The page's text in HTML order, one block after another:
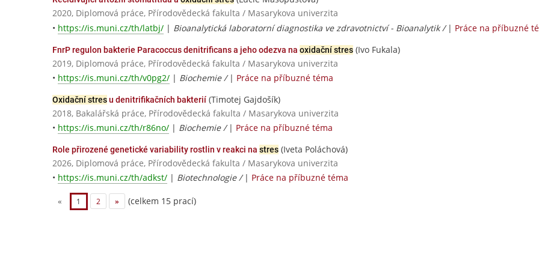
2020, Diplomová práce, Přírodovědecká fakulta / Masarykova univerzita
• https://is.muni.cz/th/latbj/ | Bioanalytická laboratorní diagnostika ve zdravotnictví - Bioanalytik / | Práce na příbuzné
FnrP regulon bakterie Paracoccus denitrificans a jeho odezva na oxidační stres (Ivo Fukala)
2019, Diplomová práce, Přírodovědecká fakulta / Masarykova univerzita
• https://is.muni.cz/th/v0pg2/ | Biochemie / | Práce na příbuzné téma
Oxidační stresu denitrifikačních bakterií (Timotej Gajdošík)
2018, Bakalářská práce, Přírodovědecká fakulta / Masarykova univerzita
• https://is.muni.cz/th/r86no/ | Biochemie / | Práce na příbuzné téma
Role přirozené genetické variability rostlin v reakci na stres (Iveta Poláchová)
2026, Diplomová práce, Přírodovědecká fakulta / Masarykova univerzita
• https://is.muni.cz/th/adkst/ | Biotechnologie / | Práce na příbuzné téma
« 1 2 » (celkem 15 prací)